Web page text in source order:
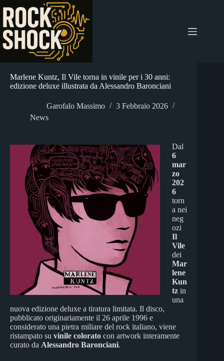
contenuto
Marlene Kuntz, Il Vile torna in vinile per i 30 anni:
edizione deluxe illustrata da Alessandro Baronciani
Garofalo Massimo
3 Febbraio 2026
News
Dal
6
mar
zo
202
6
torn
a nei
neg
ozi
Il
Vile
dei
Mar
lene
Kun
tz in
una
nuova edizione deluxe a tiratura limitata. Il disco,
pubblicato originariamente il 26 aprile 1996 e
considerato una pietra miliare del rock italiano, viene
ristampato su vinile colorato con artwork interamente
curato da Alessandro Baronciani.